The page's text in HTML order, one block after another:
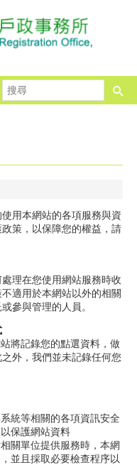
尋
用本網站的各項服務與資
策，以保障您的權益，請
理在您使用網站服務時收
適用於本網站以外的相關
參與管理的人員。
將記錄您的點選資料，做
外，我們並未記錄任何您
統等相關的各項資訊安全
保護網站資料
關單位提供服務時，本網
並且採取必要檢查程序以